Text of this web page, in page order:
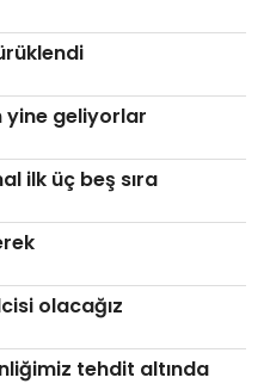
yine geliyorlar
ilk üç beş sıra
olacağız
tehdit altında